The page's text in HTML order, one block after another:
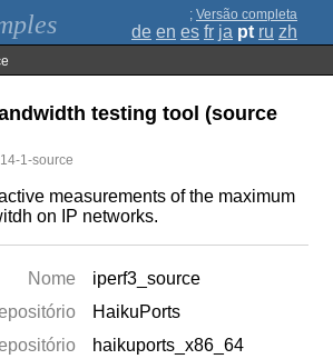
; Versão completa
de en es fr ja pt ru zh
testing tool (source
1-source
measurements of the maximum
on IP networks.
Nome
iperf3_source
HaikuPorts
haikuports_x86_64